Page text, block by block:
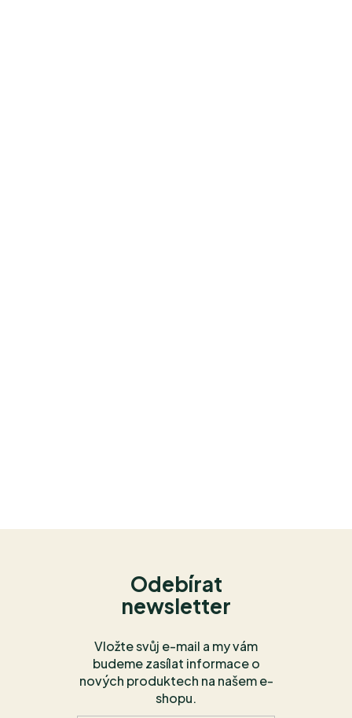
Odebírat
newsletter
Vložte svůj e-mail a my vám
budeme zasílat informace o
nových produktech na našem e-
shopu.